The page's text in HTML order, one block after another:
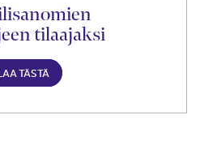
tilaajaksi
TÄSTÄ